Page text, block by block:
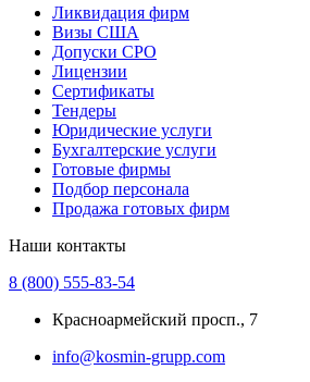
Ликвидация фирм
Визы США
Допуски СРО
Лицензии
Сертификаты
Тендеры
Юридические услуги
Бухгалтерские услуги
Готовые фирмы
Подбор персонала
Продажа готовых фирм
Наши контакты
8 (800) 555-83-54
Красноармейский просп., 7
info@kosmin-grupp.com